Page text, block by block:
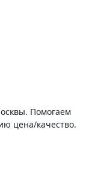
Помогаем
цена/качество.